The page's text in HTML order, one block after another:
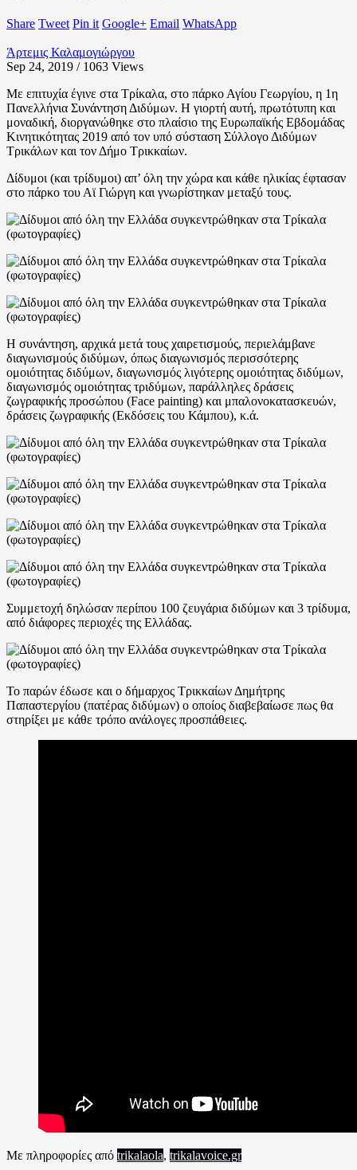
Share Tweet Pin it Google+ Email WhatsApp
Άρτεμις Καλαμογιώργου
Sep 24, 2019 / 1063 Views
Με επιτυχία έγινε στα Τρίκαλα, στο πάρκο Αγίου Γεωργίου, η 1η
Πανελλήνια Συνάντηση Διδύμων. Η γιορτή αυτή, πρωτότυπη και
μοναδική, διοργανώθηκε στο πλαίσιο της Ευρωπαϊκής Εβδομάδας
Κινητικότητας 2019 από τον υπό σύσταση Σύλλογο Διδύμων
Τρικάλων και τον Δήμο Τρικκαίων.
Δίδυμοι (και τρίδυμοι) απ’ όλη την χώρα και κάθε ηλικίας έφτασαν
στο πάρκο του Αϊ Γιώργη και γνωρίστηκαν μεταξύ τους.
Η συνάντηση, αρχικά μετά τους χαιρετισμούς, περιελάμβανε
διαγωνισμούς διδύμων, όπως διαγωνισμός περισσότερης
ομοιότητας διδύμων, διαγωνισμός λιγότερης ομοιότητας διδύμων,
διαγωνισμός ομοιότητας τριδύμων, παράλληλες δράσεις
ζωγραφικής προσώπου (Face painting) και μπαλονοκατασκευών,
δράσεις ζωγραφικής (Εκδόσεις του Κάμπου), κ.ά.
Συμμετοχή δηλώσαν περίπου 100 ζευγάρια διδύμων και 3 τρίδυμα,
από διάφορες περιοχές της Ελλάδας.
Το παρών έδωσε και ο δήμαρχος Τρικκαίων Δημήτρης
Παπαστεργίου (πατέρας διδύμων) ο οποίος διαβεβαίωσε πως θα
στηρίξει με κάθε τρόπο ανάλογες προσπάθειες.
Με πληροφορίες από trikalaola, trikalavoice.gr